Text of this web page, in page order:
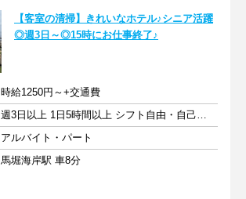
【客室の清掃】きれいなホテル♪シニア活躍
◎週3日～◎15時にお仕事終了♪
時給1250円～+交通費
週3日以上 1日5時間以上 シフト自由・自己申告
アルバイト・パート
馬堀海岸駅 車8分